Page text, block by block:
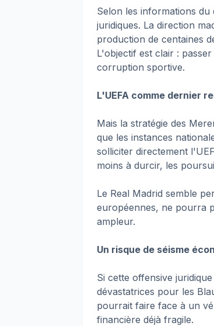
Selon les informations
juridiques. La direction
production de centaines
L'objectif est clair :
corruption sportive.
L'UEFA comme dernier
Mais la stratégie des
que les instances
solliciter directement
moins à durcir, les
Le Real Madrid semble
européennes, ne pourra
ampleur.
Un risque de séisme
Si cette offensive
dévastatrices pour les
pourrait faire face à un
financière déjà fragile.